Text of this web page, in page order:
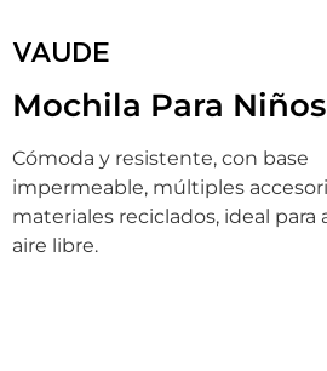
VAUDE
Mochila Para
Cómoda y resistente, con base
impermeable, múltiples
materiales reciclados, ideal para
aire libre.